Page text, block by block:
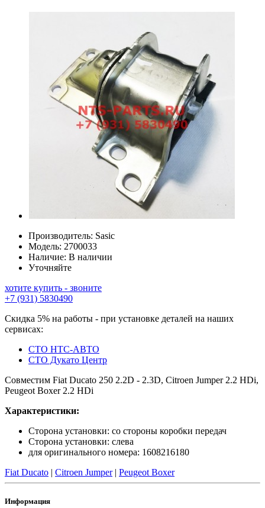
Производитель: Sasic
Модель: 2700033
Наличие: В наличии
Уточняйте
хотите купить - звоните
+7 (931) 5830490
Скидка 5% на работы - при установке деталей на наших
сервисах:
СТО НТС-АВТО
СТО Дукато Центр
Совместим Fiat Ducato 250 2.2D - 2.3D, Citroen Jumper 2.2 HDi,
Peugeot Boxer 2.2 HDi
Характеристики:
Сторона установки: со стороны коробки передач
Сторона установки: слева
для оригинального номера: 1608216180
Fiat Ducato | Citroen Jumper| Peugeot Boxer
Информация